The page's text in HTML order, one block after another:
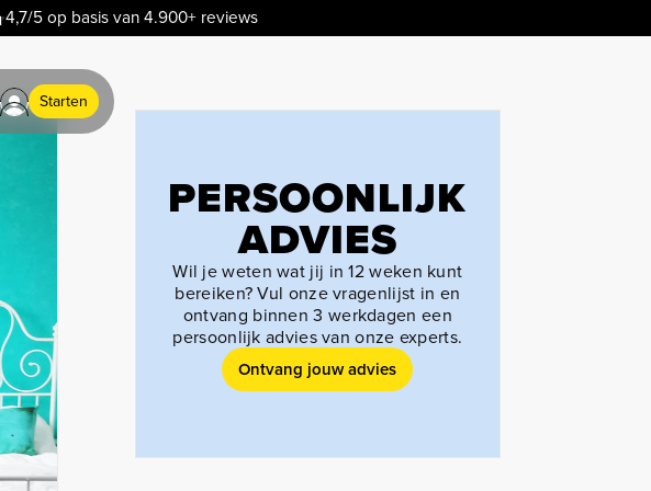
4,7/5 op basis van 4.900+ reviews
Starten
PERSOONLIJK
ADVIES
Wil je weten wat jij in 12 weken kunt
bereiken? Vul onze vragenlijst in en
ontvang binnen 3 werkdagen een
persoonlijk advies van onze experts.
Ontvang jouw advies